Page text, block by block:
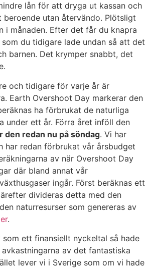
lån för att dryga ut kassan och
utan återvändo. Plötsligt
i månaden. Efter det får du knapra
du tidigare lade undan så att det
barnen. Det krymper snabbt, det
och tidigare för varje år är
Earth Overshoot Day markerar den
ha förbrukat de naturliga
under ett år. Förra året inföll den
den redan nu på söndag. Vi har
redan förbrukat vår årsbudget
av när Overshoot Day
där bland annat vår
ingår. Först beräknas ett
divideras detta med den
naturresurser som genereras av
.
ett finansiellt nyckeltal så hade
av det fantastiska
lever vi i Sverige som om vi hade